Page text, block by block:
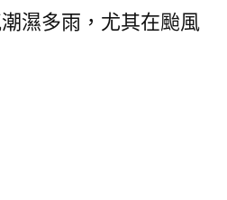
濕多雨，尤其在颱風